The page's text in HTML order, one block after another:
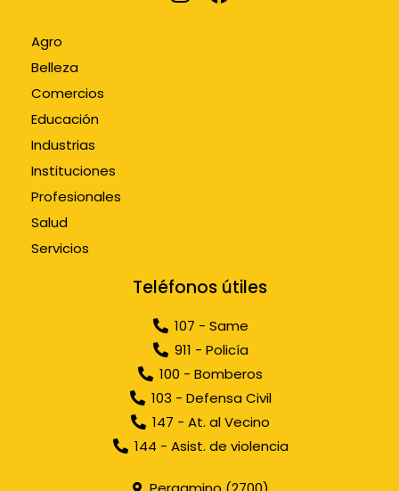
Agro
Belleza
Comercios
Educación
Industrias
Instituciones
Profesionales
Salud
Servicios
Teléfonos útiles
107 - Same
911 - Policía
100 - Bomberos
103 - Defensa Civil
147 - At. al Vecino
144 - Asist. de violencia